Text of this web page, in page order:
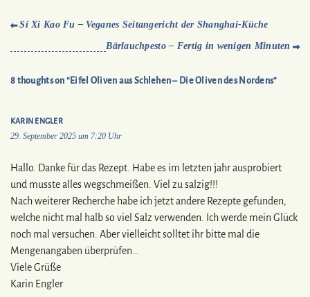
Si Xi Kao Fu – Veganes Seitangericht der Shanghai-Küche
Bärlauchpesto – Fertig in wenigen Minuten
8 thoughts on “Eifel Oliven aus Schlehen – Die Oliven des Nordens”
KARIN ENGLER
29. September 2025 um 7:20 Uhr
Hallo. Danke für das Rezept. Habe es im letzten jahr ausprobiert
und musste alles wegschmeißen. Viel zu salzig!!!
Nach weiterer Recherche habe ich jetzt andere Rezepte gefunden,
welche nicht mal halb so viel Salz verwenden. Ich werde mein Glück
noch mal versuchen. Aber vielleicht solltet ihr bitte mal die
Mengenangaben überprüfen…
Viele Grüße
Karin Engler